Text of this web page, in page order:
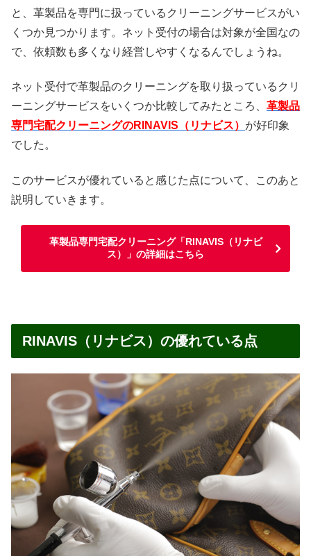
と、革製品を専門に扱っているクリーニングサービスがい
くつか見つかります。ネット受付の場合は対象が全国なの
で、依頼数も多くなり経営しやすくなるんでしょうね。
ネット受付で革製品のクリーニングを取り扱っているクリ
ーニングサービスをいくつか比較してみたところ、 革製品
専門宅配クリーニングのRINAVIS（リナビス） が好印象
でした。
このサービスが優れていると感じた点について、このあと
説明していきます。
革製品専門宅配クリーニング「RINAVIS（リナビ
ス）」の詳細はこちら
RINAVIS（リナビス）の優れている点